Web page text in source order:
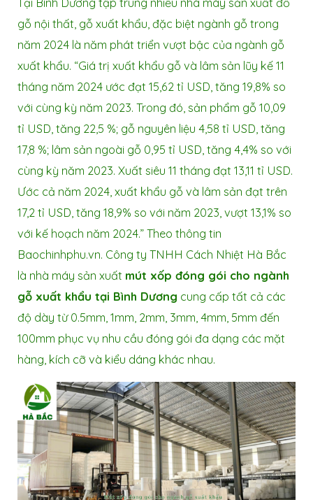
Tại Bình Dương tập trung nhiều nhà máy sản xuất đồ
gỗ nội thất, gỗ xuất khẩu, đặc biệt ngành gỗ trong
năm 2024 là năm phát triển vượt bậc của ngành gỗ
xuất khẩu. “Giá trị xuất khẩu gỗ và lâm sản lũy kế 11
tháng năm 2024 ước đạt 15,62 tỉ USD, tăng 19,8% so
với cùng kỳ năm 2023. Trong đó, sản phẩm gỗ 10,09
tỉ USD, tăng 22,5 %; gỗ nguyên liệu 4,58 tỉ USD, tăng
17,8 %; lâm sản ngoài gỗ 0,95 tỉ USD, tăng 4,4% so với
cùng kỳ năm 2023. Xuất siêu 11 tháng đạt 13,11 tỉ USD.
Ước cả năm 2024, xuất khẩu gỗ và lâm sản đạt trên
17,2 tỉ USD, tăng 18,9% so với năm 2023, vượt 13,1% so
với kế hoạch năm 2024.” Theo thông tin
Baochinhphu.vn. Công ty TNHH Cách Nhiệt Hà Bắc
là nhà máy sản xuất mút xốp đóng gói cho ngành
gỗ xuất khẩu tại Bình Dương cung cấp tất cả các
độ dày từ 0.5mm, 1mm, 2mm, 3mm, 4mm, 5mm đến
100mm phục vụ nhu cầu đóng gói đa dạng các mặt
hàng, kích cỡ và kiểu dáng khác nhau.